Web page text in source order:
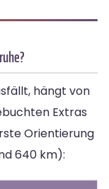
hängt von
Extras
Orientierung
640 km):